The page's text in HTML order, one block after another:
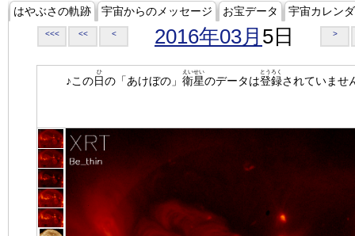
はやぶさの軌跡 宇宙からのメッセージ お宝データ 宇宙カレン
<<< << < 2016年03月 5日 >
♪この日
ひ
の「あけぼの」 衛星
えいせい
のデータは登録
とうろく
されていませ